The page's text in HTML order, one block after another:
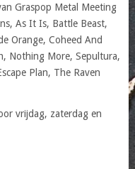
Graspop Metal Meeting
As It Is, Battle Beast,
Orange, Coheed And
Nothing More, Sepultura,
Plan, The Raven
vrijdag, zaterdag en